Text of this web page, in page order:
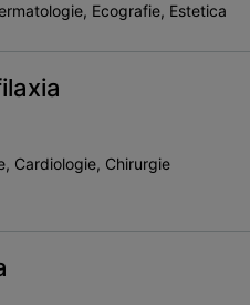
Ecografie, Estetica
Cardiologie, Chirurgie